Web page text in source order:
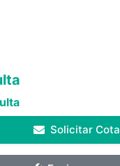
Solicitar